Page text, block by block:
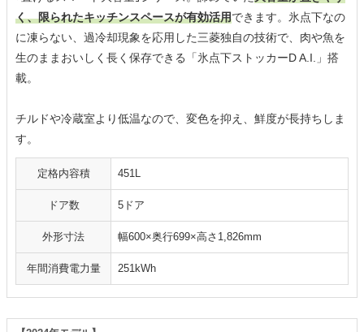
く、限られたキッチンスペースが有効活用できます。氷点下なの
に凍らない、過冷却現象を応用した三菱独自の技術で、肉や魚を
生のままおいしく長く保存できる「氷点下ストッカーD A.I.」搭
載。
チルドや冷蔵室より低温なので、変色を抑え、鮮度が長持ちしま
す。
定格内容積 451L
ドア数 5ドア
外形寸法 幅600×奥行699×高さ1,826mm
年間消費電力量 251kWh